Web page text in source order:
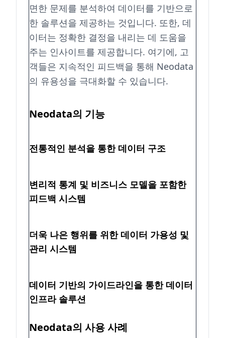
면한 문제를 분석하여 데이터를 기반으로
한 솔루션을 제공하는 것입니다. 또한, 데
이터는 정확한 결정을 내리는 데 도움을
주는 인사이트를 제공합니다. 여기에, 고
객들은 지속적인 피드백을 통해 Neodata
의 유용성을 극대화할 수 있습니다.
Neodata의 기능
전통적인 분석을 통한 데이터 구조
변리적 통계 및 비즈니스 모델을 포함한
피드백 시스템
더욱 나은 행위를 위한 데이터 가용성 및
관리 시스템
데이터 기반의 가이드라인을 통한 데이터
인프라 솔루션
Neodata의 사용 사례